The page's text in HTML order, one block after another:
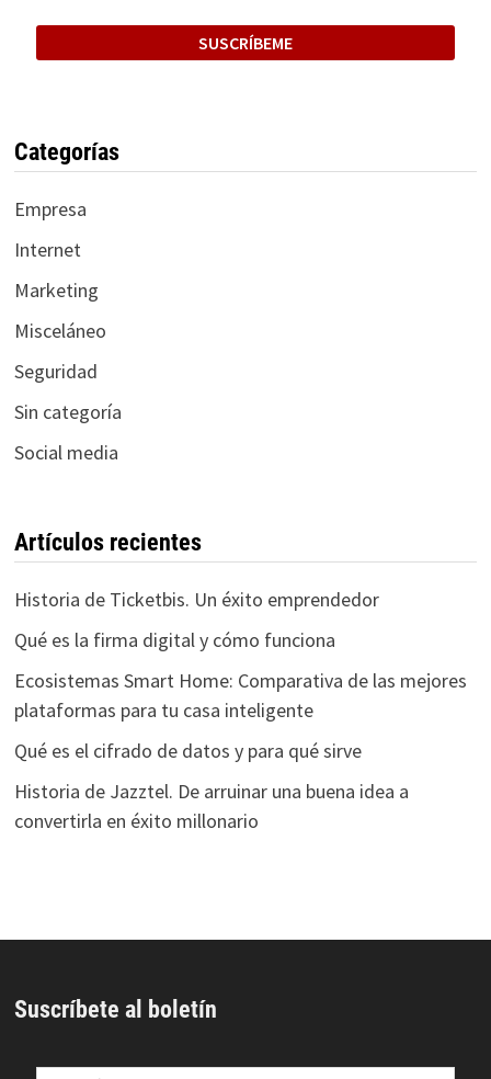
Categorías
Empresa
Internet
Marketing
Misceláneo
Seguridad
Sin categoría
Social media
Artículos recientes
Historia de Ticketbis. Un éxito emprendedor
Qué es la firma digital y cómo funciona
Ecosistemas Smart Home: Comparativa de las mejores
plataformas para tu casa inteligente
Qué es el cifrado de datos y para qué sirve
Historia de Jazztel. De arruinar una buena idea a
convertirla en éxito millonario
Suscríbete al boletín